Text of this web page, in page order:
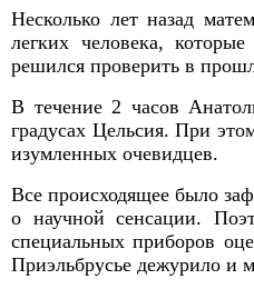
Несколько лет назад
легких человека,
решился проверить в
В течение 2 часов
градусах Цельсия. При
изумленных очевидцев.
Все происходящее было
о научной сенсации.
специальных приборов
Приэльбрусье дежурило и